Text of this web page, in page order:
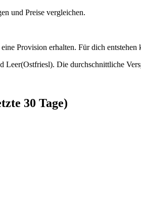
und Preise vergleichen.
Provision erhalten. Für dich entstehen
Leer(Ostfriesl). Die durchschnittliche
30 Tage)